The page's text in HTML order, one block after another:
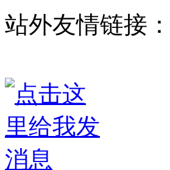
站外友情链接：